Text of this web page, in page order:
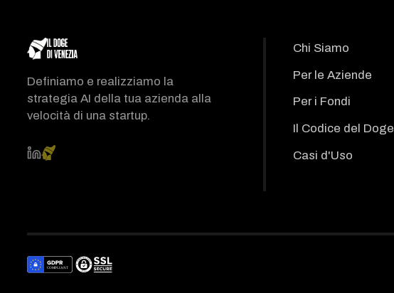
Definiamo e realizziamo la
strategia AI della tua azienda alla
velocità di una startup.
Chi Siamo
Per le Aziende
Per i Fondi
Il Codice del Doge
Casi d'Uso